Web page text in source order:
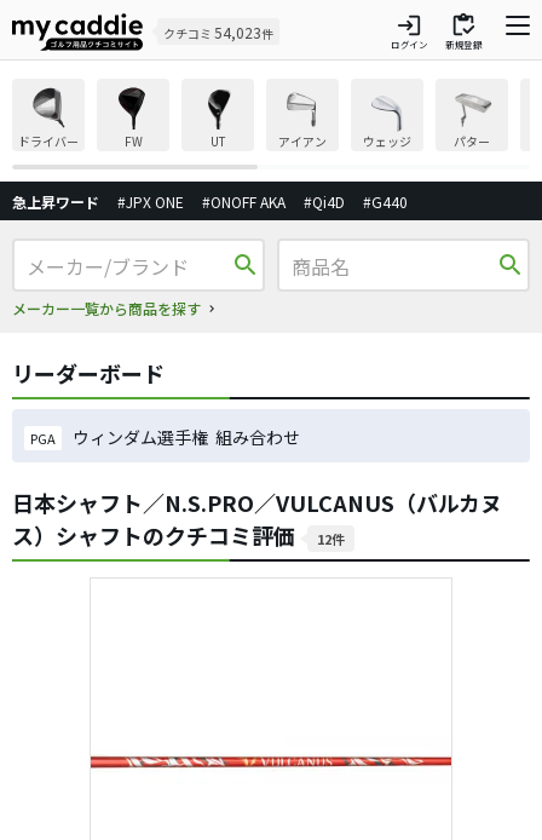
クチコミ 54,023件 login
ログイン
inventory
新規登録
ドライバー FW UT アイアン ウェッジ パター
急上昇ワード #JPX ONE #ONOFF AKA #Qi4D #G440
search
メーカー一覧から商品を探す
search
リーダーボード
PGA ウィンダム選手権 組み合わせ
日本シャフト／N.S.PRO／VULCANUS（バルカヌ
ス）シャフトのクチコミ評価
12件